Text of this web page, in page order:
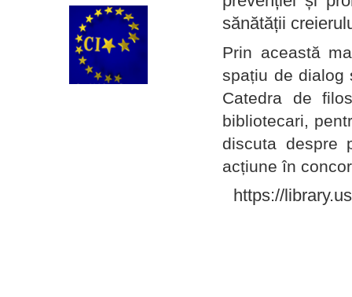
sănătății
Prin această
spațiu de dialog
Catedra de
bibliotecari,
discuta despre
acțiune în
https://